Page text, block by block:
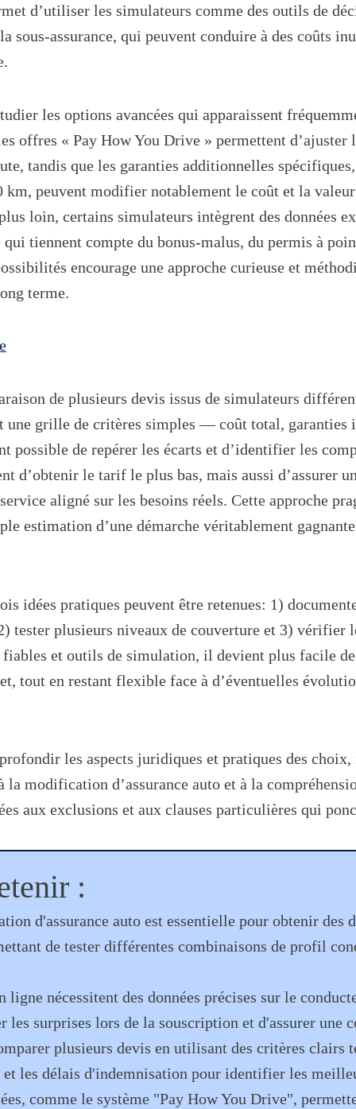
d’utiliser les simulateurs comme des outils de
sous-assurance, qui peuvent conduire à des coûts
les options avancées qui apparaissent
offres « Pay How You Drive » permettent
tandis que les garanties additionnelles
km, peuvent modifier notablement le coût et la
loin, certains simulateurs intègrent des données
tiennent compte du bonus-malus, du permis à
encourage une approche curieuse et
terme.
de plusieurs devis issus de simulateurs
une grille de critères simples — coût total, garanties
de repérer les écarts et d’identifier les
d’obtenir le tarif le plus bas, mais aussi d’assurer
aligné sur les besoins réels. Cette approche
estimation d’une démarche véritablement
idées pratiques peuvent être retenues: 1)
tester plusieurs niveaux de couverture et 3) vérifier
fiables et outils de simulation, il devient plus facile
tout en restant flexible face à d’éventuelles
les aspects juridiques et pratiques des
la modification d’assurance auto et à la
aux exclusions et aux clauses particulières qui
:
d'assurance auto est essentielle pour obtenir des
de tester différentes combinaisons de profil
ligne nécessitent des données précises sur le
les surprises lors de la souscription et d'assurer une
plusieurs devis en utilisant des critères clairs
et les délais d'indemnisation pour identifier les
comme le système "Pay How You Drive",